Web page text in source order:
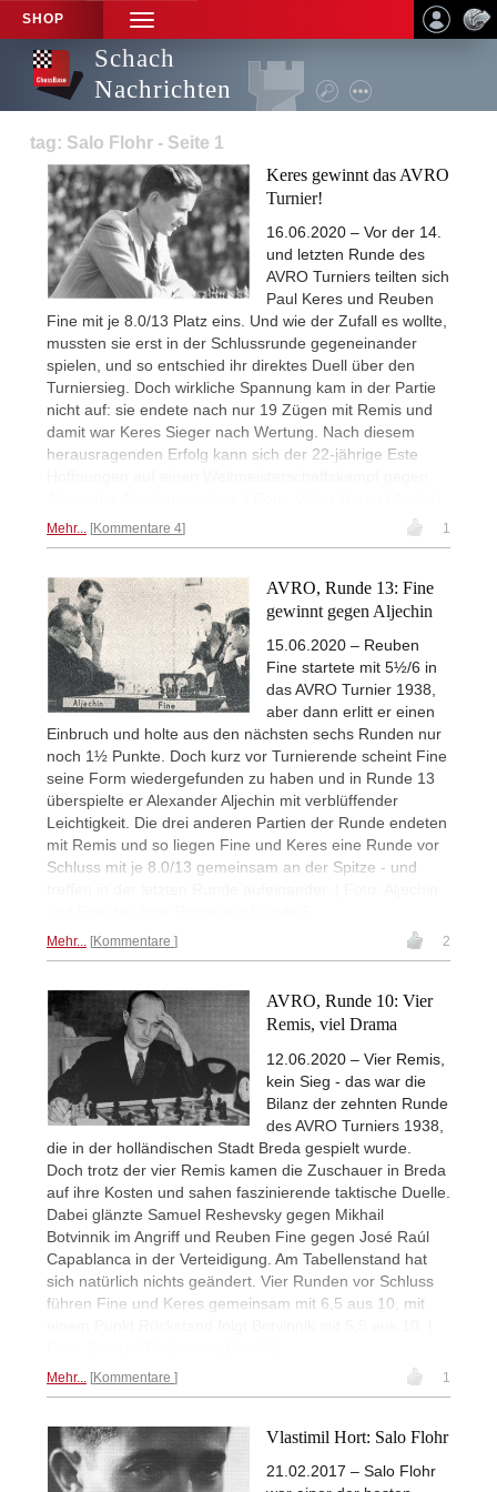
SHOP
TOGGLE
NAVIGATION
Schach
Nachrichten
tag: Salo Flohr - Seite 1
Keres gewinnt das AVRO
Turnier!
16.06.2020 – Vor der 14.
und letzten Runde des
AVRO Turniers teilten sich
Paul Keres und Reuben
Fine mit je 8.0/13 Platz eins. Und wie der Zufall es wollte,
mussten sie erst in der Schlussrunde gegeneinander
spielen, und so entschied ihr direktes Duell über den
Turniersieg. Doch wirkliche Spannung kam in der Partie
nicht auf: sie endete nach nur 19 Zügen mit Remis und
damit war Keres Sieger nach Wertung. Nach diesem
herausragenden Erfolg kann sich der 22-jährige Este
Mehr... Kommentare 4 1
AVRO, Runde 13: Fine
gewinnt gegen Aljechin
15.06.2020 – Reuben
Fine startete mit 5½/6 in
das AVRO Turnier 1938,
aber dann erlitt er einen
Einbruch und holte aus den nächsten sechs Runden nur
noch 1½ Punkte. Doch kurz vor Turnierende scheint Fine
seine Form wiedergefunden zu haben und in Runde 13
überspielte er Alexander Aljechin mit verblüffender
Leichtigkeit. Die drei anderen Partien der Runde endeten
mit Remis und so liegen Fine und Keres eine Runde vor
Schluss mit je 8.0/13 gemeinsam an der Spitze - und
Mehr... Kommentare 2
AVRO, Runde 10: Vier
Remis, viel Drama
12.06.2020 – Vier Remis,
kein Sieg - das war die
Bilanz der zehnten Runde
des AVRO Turniers 1938,
die in der holländischen Stadt Breda gespielt wurde.
Doch trotz der vier Remis kamen die Zuschauer in Breda
auf ihre Kosten und sahen faszinierende taktische Duelle.
Dabei glänzte Samuel Reshevsky gegen Mikhail
Botvinnik im Angriff und Reuben Fine gegen José Raúl
Capablanca in der Verteidigung. Am Tabellenstand hat
sich natürlich nichts geändert. Vier Runden vor Schluss
führen Fine und Keres gemeinsam mit 6,5 aus 10, mit
Mehr... Kommentare 1
Vlastimil Hort: Salo Flohr
21.02.2017 – Salo Flohr